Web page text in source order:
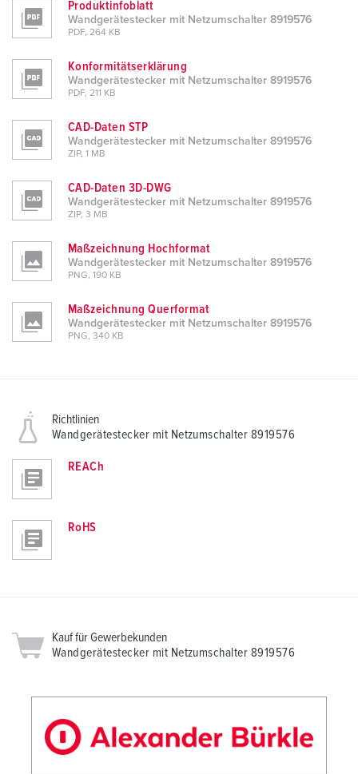
Produktinfoblatt
Wandgerätestecker mit Netzumschalter 8919576
PDF, 264 KB
Konformitätserklärung
Wandgerätestecker mit Netzumschalter 8919576
PDF, 211 KB
CAD-Daten STP
Wandgerätestecker mit Netzumschalter 8919576
ZIP, 1 MB
CAD-Daten 3D-DWG
Wandgerätestecker mit Netzumschalter 8919576
ZIP, 3 MB
Maßzeichnung Hochformat
Wandgerätestecker mit Netzumschalter 8919576
PNG, 190 KB
Maßzeichnung Querformat
Wandgerätestecker mit Netzumschalter 8919576
PNG, 340 KB
Richtlinien
Wandgerätestecker mit Netzumschalter 8919576
REACh
RoHS
Kauf für Gewerbekunden
Wandgerätestecker mit Netzumschalter 8919576